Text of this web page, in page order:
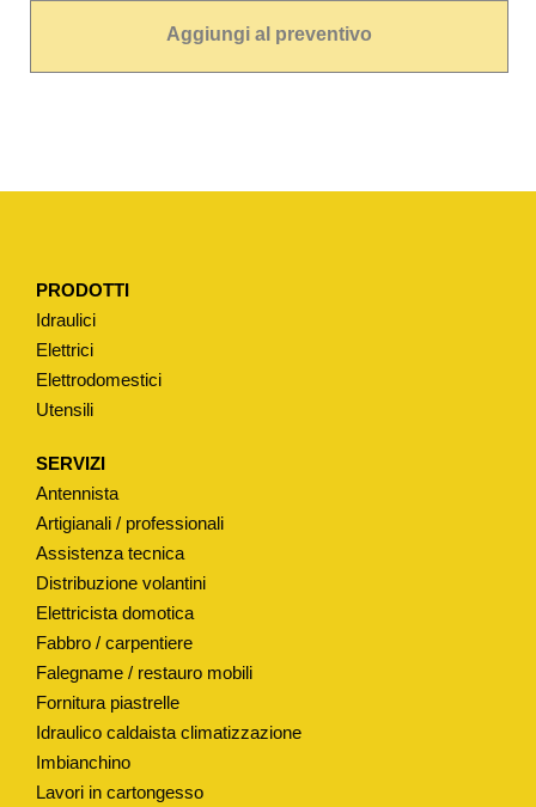
Aggiungi al preventivo
PRODOTTI
Idraulici
Elettrici
Elettrodomestici
Utensili
SERVIZI
Antennista
Artigianali / professionali
Assistenza tecnica
Distribuzione volantini
Elettricista domotica
Fabbro / carpentiere
Falegname / restauro mobili
Fornitura piastrelle
Idraulico caldaista climatizzazione
Imbianchino
Lavori in cartongesso